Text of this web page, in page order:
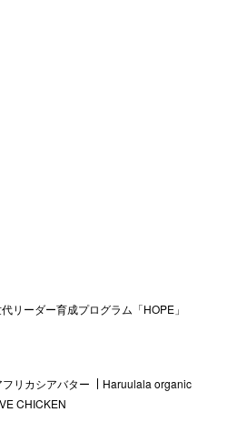
リーダー育成プログラム「HOPE」
フリカシアバター
Haruulala organic
CHICKEN